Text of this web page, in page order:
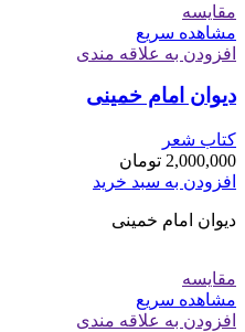
مقایسه
مشاهده سریع
افزودن به علاقه مندی
دیوان امام خمینی
کتاب شعر
2,000,000 تومان
افزودن به سبد خرید
دیوان امام خمینی
مقایسه
مشاهده سریع
افزودن به علاقه مندی